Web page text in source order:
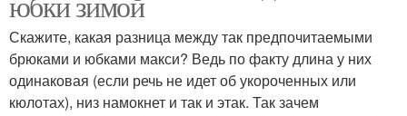
Скажите, какая разница между так предпочитаемыми
брюками и юбками макси? Ведь по факту длина у них
одинаковая (если речь не идет об укороченных или
кюлотах), низ намокнет и так и этак. Так зачем